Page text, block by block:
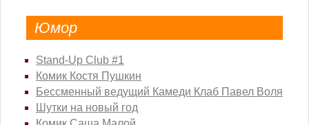
Юмор
Stand-Up Club #1
Комик Костя Пушкин
Бессменный ведущий Камеди Клаб Павел Воля
Шутки на новый год